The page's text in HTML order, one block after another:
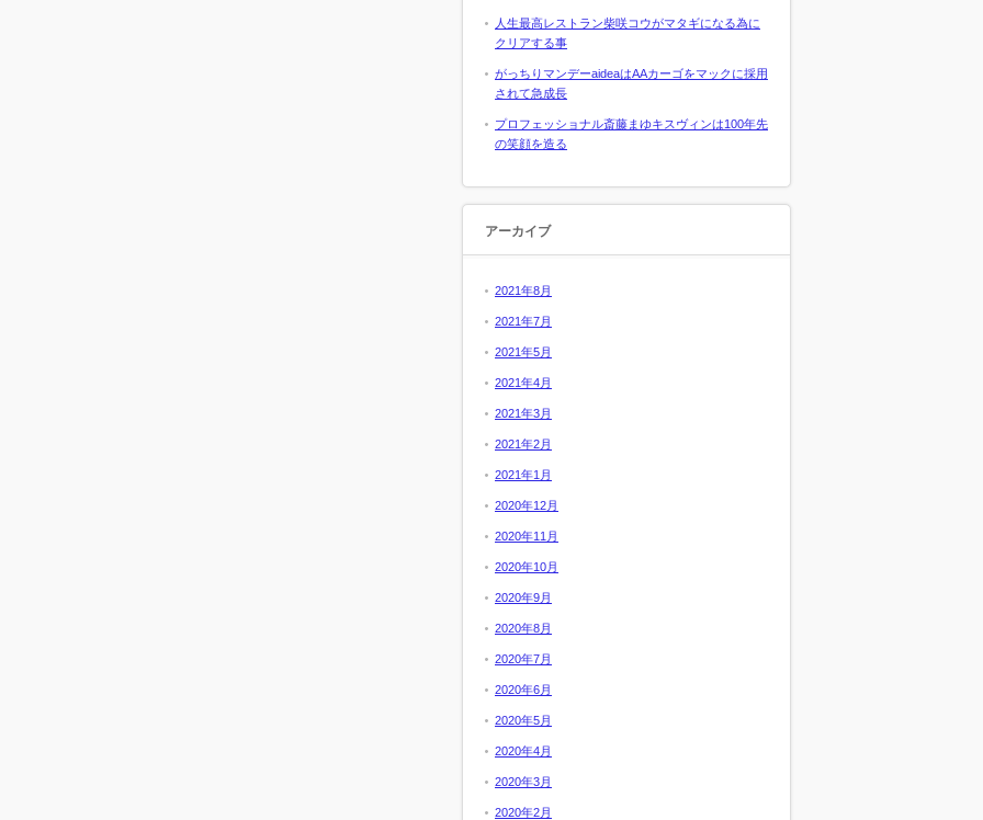
人生最高レストラン柴咲コウがマタギになる為に
クリアする事
がっちりマンデーaideaはAAカーゴをマックに採用
されて急成長
プロフェッショナル斎藤まゆキスヴィンは100年先
の笑顔を造る
アーカイブ
2021年8月
2021年7月
2021年5月
2021年4月
2021年3月
2021年2月
2021年1月
2020年12月
2020年11月
2020年10月
2020年9月
2020年8月
2020年7月
2020年6月
2020年5月
2020年4月
2020年3月
2020年2月